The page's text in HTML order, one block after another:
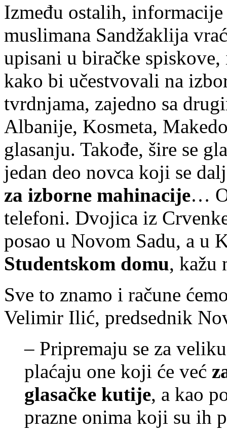
Između ostalih,
muslimana Sandžaklija
upisani u biračke
kako bi učestvovali na
tvrdnjama, zajedno sa
Albanije, Kosmeta,
glasanju. Takođe, šire se
jedan deo novca koji se
za izborne mahinacije…
telefoni. Dvojica iz
posao u Novom Sadu, a u
Studentskom domu, kažu
Sve to znamo i račune
Velimir Ilić, predsednik
– Pripremaju se za
plaćaju one koji će već
glasačke kutije, a kao
prazne onima koji su ih